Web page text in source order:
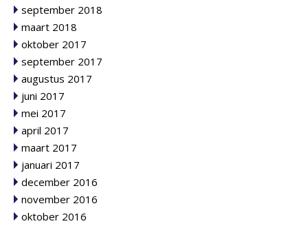
september 2018
maart 2018
oktober 2017
september 2017
augustus 2017
juni 2017
mei 2017
april 2017
maart 2017
januari 2017
december 2016
november 2016
oktober 2016